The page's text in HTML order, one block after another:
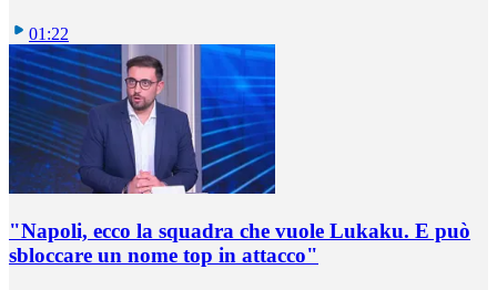
01:22
"Napoli, ecco la squadra che vuole Lukaku. E può
sbloccare un nome top in attacco"